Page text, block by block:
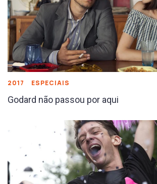
2017 ESPECIAIS
Godard não passou por aqui